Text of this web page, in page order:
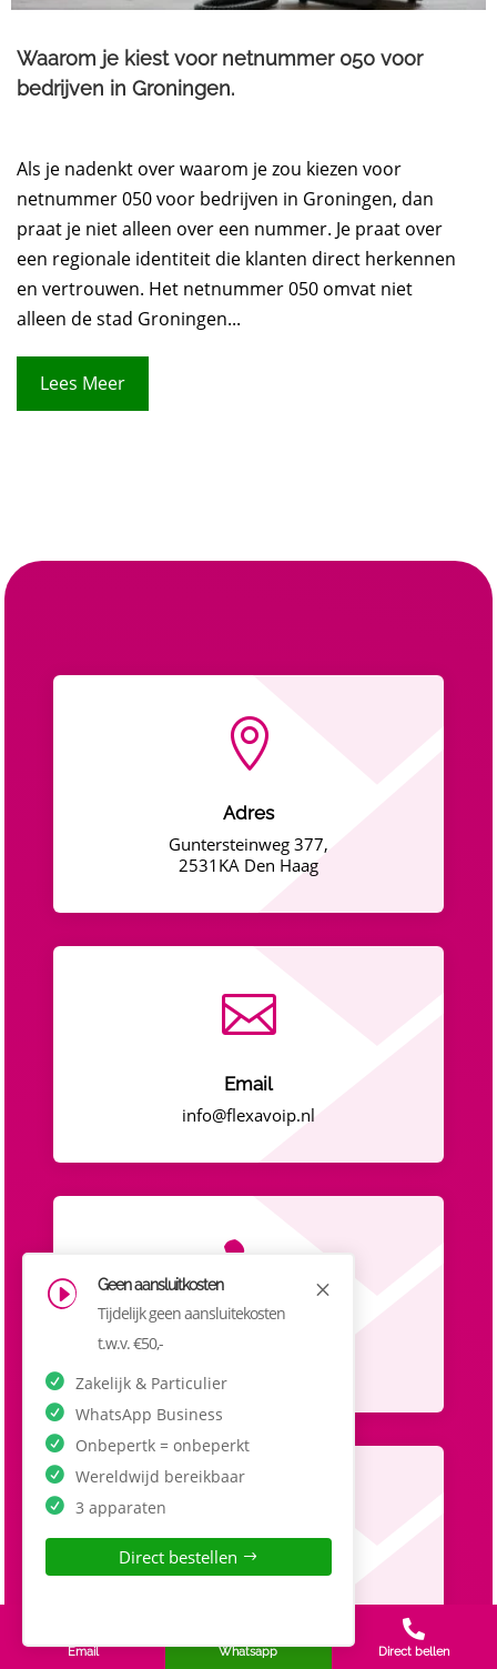
Waarom je kiest voor netnummer 050 voor
bedrijven in Groningen.​
Als je nadenkt over waarom je zou kiezen voor
netnummer 050 voor bedrijven in Groningen, dan
praat je niet alleen over een nummer. Je praat over
een regionale identiteit die klanten direct herkennen
en vertrouwen. Het netnummer 050 omvat niet
alleen de stad Groningen...
Lees Meer

Adres
Guntersteinweg 377,
2531KA Den Haag

Email
info@flexavoip.nl
 M
I Geen aansluitkosten
Tijdelijk geen aansluitekosten
t.w.v. €50,-
Zakelijk & Particulier
WhatsApp Business
Onbepertk = onbeperkt
Wereldwijd bereikbaar
3 apparaten
Direct bestellen
Email Whatsapp

Direct bellen